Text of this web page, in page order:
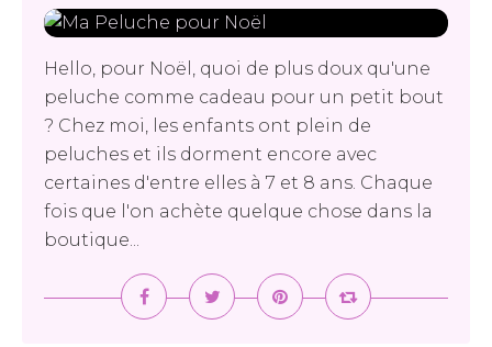
Hello, pour Noël, quoi de plus doux qu'une
peluche comme cadeau pour un petit bout
? Chez moi, les enfants ont plein de
peluches et ils dorment encore avec
certaines d'entre elles à 7 et 8 ans. Chaque
fois que l'on achète quelque chose dans la
boutique...